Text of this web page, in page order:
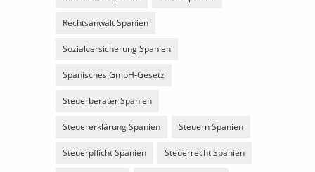
Rechtsanwalt Spanien
Sozialversicherung Spanien
Spanisches GmbH-Gesetz
Steuerberater Spanien
Steuererklärung Spanien Steuern Spanien
Steuerpflicht Spanien Steuerrecht Spanien